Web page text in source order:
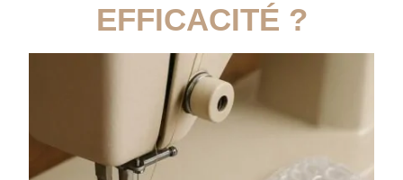
EFFICACITÉ ?